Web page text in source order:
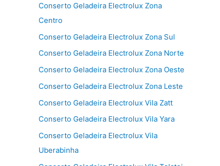
Conserto Geladeira Electrolux Zona
Centro
Conserto Geladeira Electrolux Zona Sul
Conserto Geladeira Electrolux Zona Norte
Conserto Geladeira Electrolux Zona Oeste
Conserto Geladeira Electrolux Zona Leste
Conserto Geladeira Electrolux Vila Zatt
Conserto Geladeira Electrolux Vila Yara
Conserto Geladeira Electrolux Vila
Uberabinha